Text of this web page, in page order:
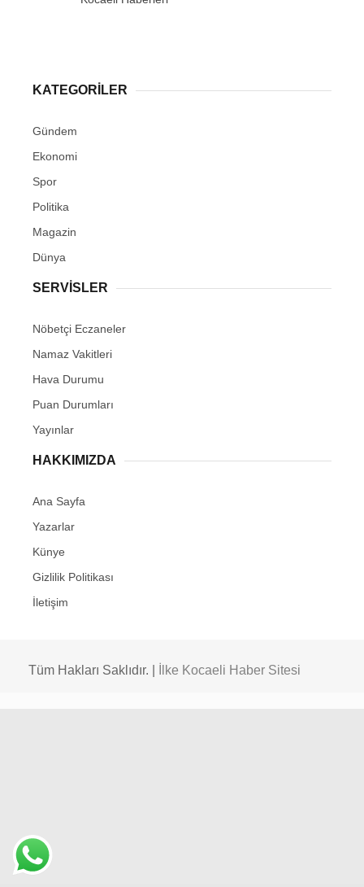
KATEGORİLER
Gündem
Ekonomi
Spor
Politika
Magazin
Dünya
SERVİSLER
Nöbetçi Eczaneler
Namaz Vakitleri
Hava Durumu
Puan Durumları
Yayınlar
HAKKIMIZDA
Ana Sayfa
Yazarlar
Künye
Gizlilik Politikası
İletişim
Tüm Hakları Saklıdır. | İlke Kocaeli Haber Sitesi